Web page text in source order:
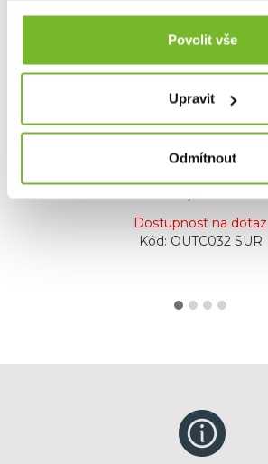
Povolit vše
Upravit
Odmítnout
Dámská mikina s kapucí
Surf XL
venku? Oheň už...
68,99 €
Dostupnost na dotaz
Kód: OUTC032 SUR